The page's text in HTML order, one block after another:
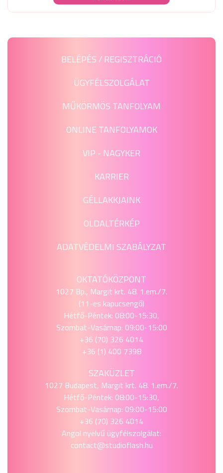
BELÉPÉS / REGISZTRÁCIÓ
ÜGYFÉLSZOLGÁLAT
MŰKÖRMÖS TANFOLYAM
ONLINE TANFOLYAMOK
VIP - NAGYKER
KARRIER
GÉLLAKKJAINK
OLDALTÉRKÉP
ADATVÉDELMI SZABÁLYZAT
OKTATÓKÖZPONT
1027 Bp., Margit krt. 48. 1.em./7.
(11-es kapucsengő)
Hétfő-Péntek: 08:00-15:30,
Szombat-Vasárnap: 09:00-15:00
+36 (70) 326 4014
+36 (1) 400 7398
SZAKÜZLET
1027 Budapest, Margit krt. 48. 1.em./7.
Hétfő-Péntek: 08:00-15:30,
Szombat-Vasárnap: 09:00-15:00
+36 (70) 326 4014
Angol nyelvű ügyfélszolgálat:
contact@studioflash.hu